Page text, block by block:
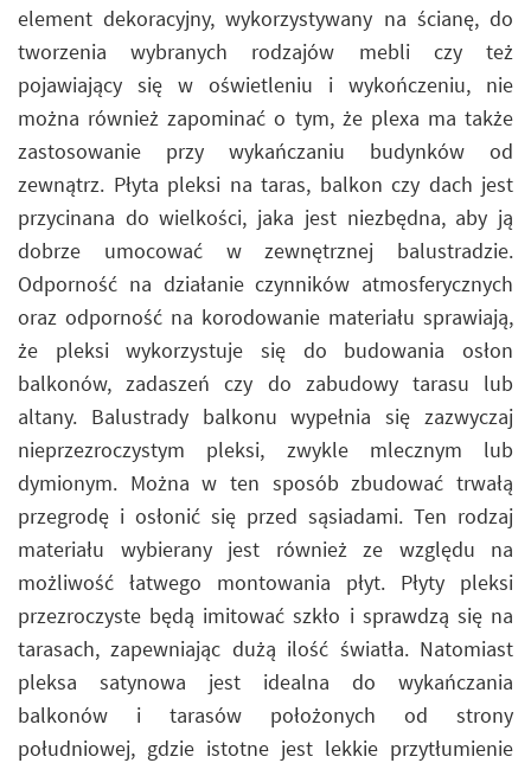
element dekoracyjny, wykorzystywany na ścianę, do
tworzenia wybranych rodzajów mebli czy też
pojawiający się w oświetleniu i wykończeniu, nie
można również zapominać o tym, że plexa ma także
zastosowanie przy wykańczaniu budynków od
zewnątrz. Płyta pleksi na taras, balkon czy dach jest
przycinana do wielkości, jaka jest niezbędna, aby ją
dobrze umocować w zewnętrznej balustradzie.
Odporność na działanie czynników atmosferycznych
oraz odporność na korodowanie materiału sprawiają,
że pleksi wykorzystuje się do budowania osłon
balkonów, zadaszeń czy do zabudowy tarasu lub
altany. Balustrady balkonu wypełnia się zazwyczaj
nieprzezroczystym pleksi, zwykle mlecznym lub
dymionym. Można w ten sposób zbudować trwałą
przegrodę i osłonić się przed sąsiadami. Ten rodzaj
materiału wybierany jest również ze względu na
możliwość łatwego montowania płyt. Płyty pleksi
przezroczyste będą imitować szkło i sprawdzą się na
tarasach, zapewniając dużą ilość światła. Natomiast
pleksa satynowa jest idealna do wykańczania
balkonów i tarasów położonych od strony
południowej, gdzie istotne jest lekkie przytłumienie